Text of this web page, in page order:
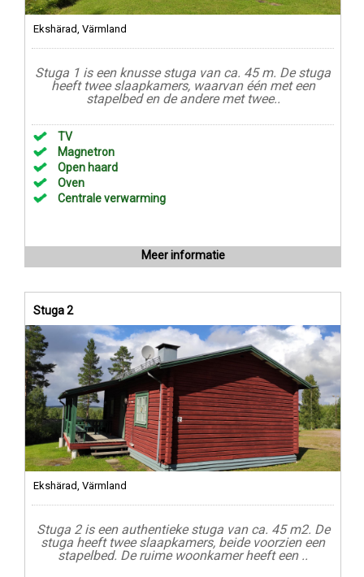
Ekshärad, Värmland
Stuga 1 is een knusse stuga van ca. 45 m. De stuga
heeft twee slaapkamers, waarvan één met een
stapelbed en de andere met twee..
TV
Magnetron
Open haard
Oven
Centrale verwarming
Meer informatie
Stuga 2
Ekshärad, Värmland
Stuga 2 is een authentieke stuga van ca. 45 m2. De
stuga heeft twee slaapkamers, beide voorzien een
stapelbed. De ruime woonkamer heeft een ..